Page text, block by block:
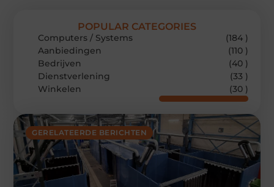
GERELATEERDE BERICHTEN
POPULAR CATEGORIES
Computers / Systems
(184 )
Aanbiedingen
(110 )
Bedrijven
(40 )
Dienstverlening
(33 )
Winkelen
(30 )